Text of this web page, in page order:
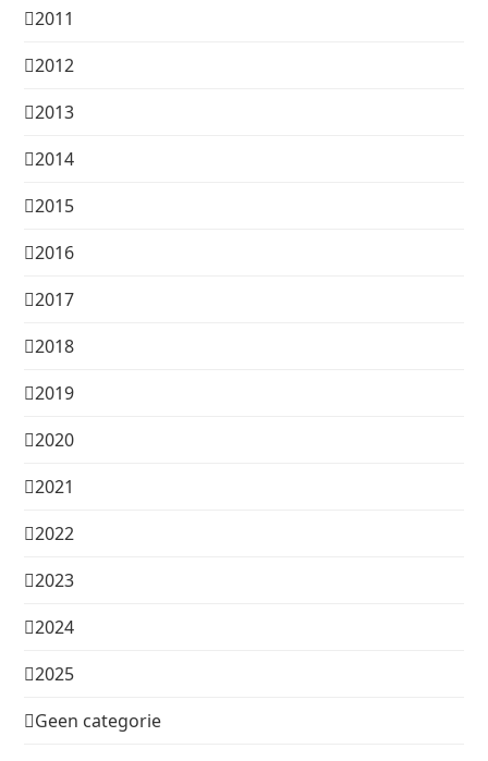
2011
2012
2013
2014
2015
2016
2017
2018
2019
2020
2021
2022
2023
2024
2025
Geen categorie